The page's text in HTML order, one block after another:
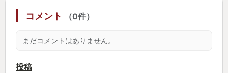
ばらくして『深淵の監視者』を倒せずに心が折れ
た。私は買って２週間ほどDARKSOUL３を購入した
GEOに売りに行った。
コメント （0件）
まだコメントはありません。
投稿